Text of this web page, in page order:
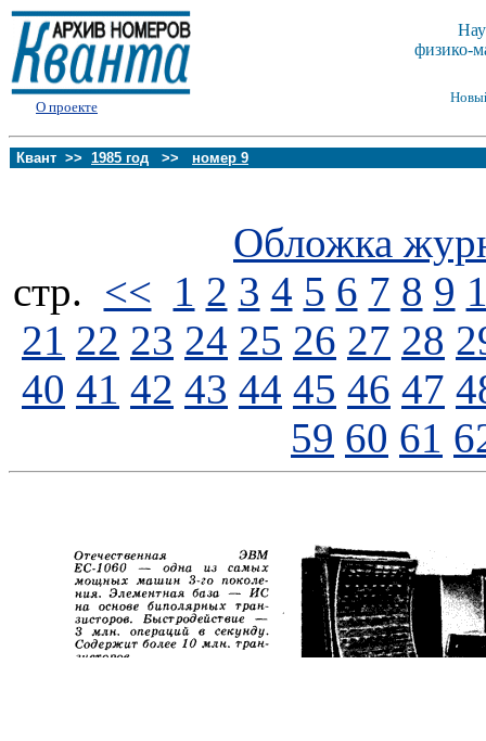
О проекте
физико-
Квант >> 1985 год >> номер 9
Обложка
стp. << 1 2 3 4 5 6 7 8 9
21 22 23 24 25 26 27 28
40 41 42 43 44 45 46 47
59 60 61